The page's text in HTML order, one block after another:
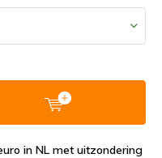
in NL met uitzondering